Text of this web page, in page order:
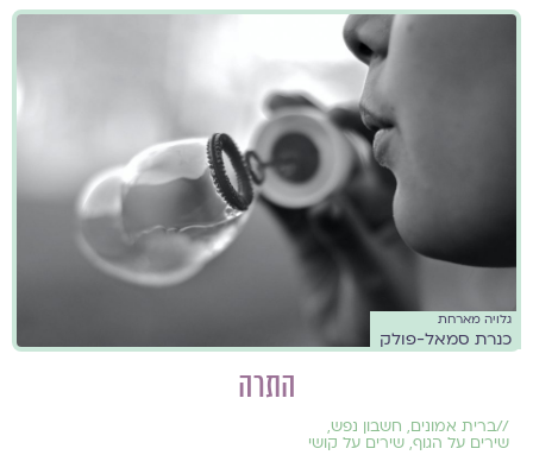
גלויה מארחת
כנרת סמאל-פולק
התרה
//ברית אמונים, חשבון נפש,
שירים על הגוף, שירים על קושי